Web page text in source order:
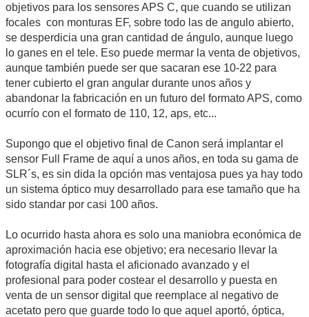
objetivos para los sensores APS C, que cuando se utilizan
focales con monturas EF, sobre todo las de angulo abierto,
se desperdicia una gran cantidad de ángulo, aunque luego
lo ganes en el tele. Eso puede mermar la venta de objetivos,
aunque también puede ser que sacaran ese 10-22 para
tener cubierto el gran angular durante unos años y
abandonar la fabricación en un futuro del formato APS, como
ocurrío con el formato de 110, 12, aps, etc...
Supongo que el objetivo final de Canon será implantar el
sensor Full Frame de aquí a unos años, en toda su gama de
SLR´s, es sin dida la opción mas ventajosa pues ya hay todo
un sistema óptico muy desarrollado para ese tamaño que ha
sido standar por casi 100 años.
Lo ocurrido hasta ahora es solo una maniobra económica de
aproximación hacia ese objetivo; era necesario llevar la
fotografía digital hasta el aficionado avanzado y el
profesional para poder costear el desarrollo y puesta en
venta de un sensor digital que reemplace al negativo de
acetato pero que guarde todo lo que aquel aportó, óptica,